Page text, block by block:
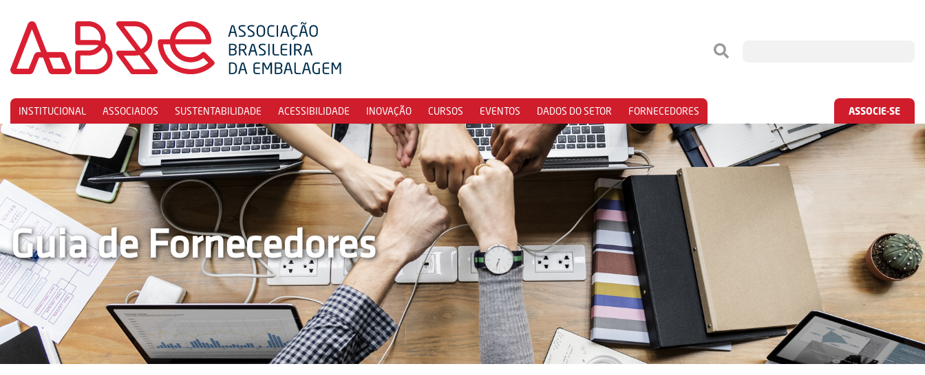
INSTITUCIONAL ASSOCIADOS SUSTENTABILIDADE ACESSIBILIDADE INOVAÇÃO CURSOS EVENTOS DADOS DO SETOR FORNECEDORES ASSOCIE-SE
Guia de Fornecedores